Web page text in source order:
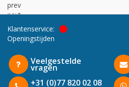
prev
next
Klantenservice:
Openingstijden
Veelgestelde
vragen
+31 (0)77 820 02 08